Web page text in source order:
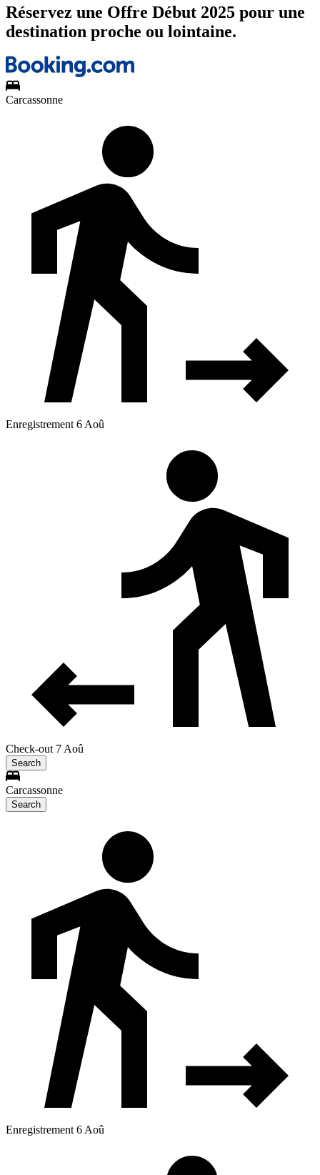
Réservez une Offre Début 2025 pour une
destination proche ou lointaine.
Carcassonne
Enregistrement 6 Aoû
Check-out 7 Aoû
Search
Carcassonne
Search
Enregistrement 6 Aoû